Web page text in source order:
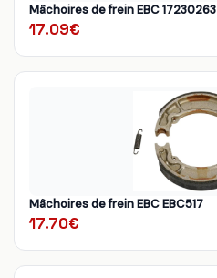
Mâchoires de frein EBC 17230263
17.09€
Mâchoires de frein EBC EBC517
17.70€